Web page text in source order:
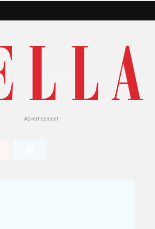
- Advertisement -
2016
0
633 Views